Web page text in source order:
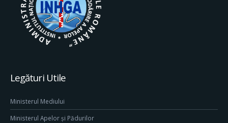
Legături Utile
Ministerul Mediului
Ministerul Apelor și Pădurilor